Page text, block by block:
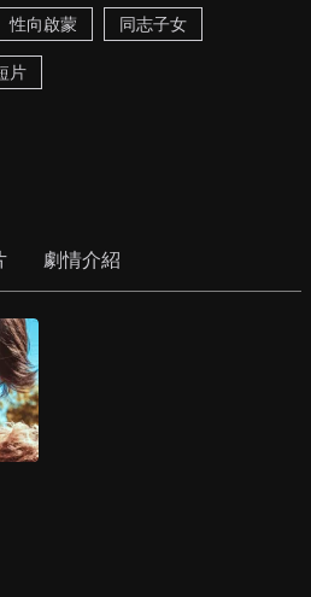
性向啟蒙 同志子女
片
劇情介紹